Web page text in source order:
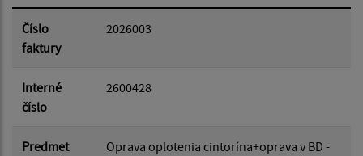
Dátum od:
Dátum do:
Suma od:
Číslo
faktury
2026003
Interné
číslo
2600428
Predmet
Oprava oplotenia cintorína+oprava v BD -